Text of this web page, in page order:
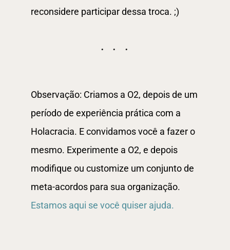
reconsidere participar dessa troca. ;)
Observação: Criamos a O2, depois de um
período de experiência prática com a
Holacracia. E convidamos você a fazer o
mesmo. Experimente a O2, e depois
modifique ou customize um conjunto de
meta-acordos para sua organização.
Estamos aqui se você quiser ajuda.